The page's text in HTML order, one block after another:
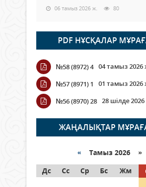
06 тамыз 2026 ж. 80
Open Air: Қызылорда
полиция департаменті 20
мыңнан астам көрерменнің
қауіпсіздігін қамтамасыз етті
06 тамыз 2026 ж.
Wi-Fi ҚАБЫРҒА АРҚЫЛЫ
ӨТЕДІ?
06 тамыз 2026 ж. 257
граждане Казахстана,
05 тамыз 2026 ж. 139
PDF НҰСҚАЛАР
№58 (8972) 4 04 тамыз 2026
№57 (8971) 1
01 тамыз 2026
№56 (8970) 28 28 шілде
ЖАҢАЛЫҚТАР
« Тамыз 2026 »
Дс
Сс Ср Бс Жм